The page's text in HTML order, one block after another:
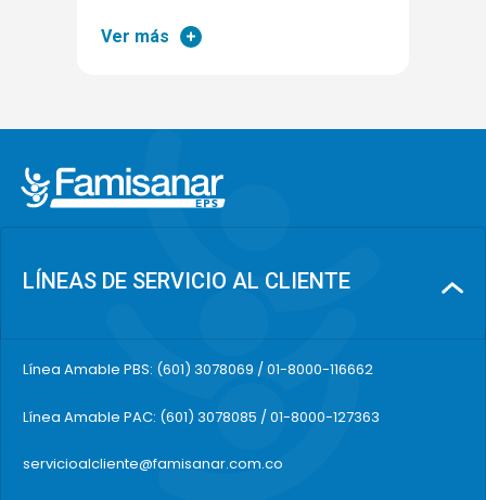
Ver más
LÍNEAS DE SERVICIO AL CLIENTE
Línea Amable PBS: (601) 3078069 / 01-8000-116662
Línea Amable PAC: (601) 3078085 / 01-8000-127363
servicioalcliente@famisanar.com.co